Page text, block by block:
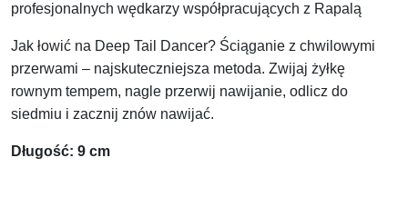
profesjonalnych wędkarzy współpracujących z Rapalą
Jak łowić na Deep Tail Dancer? Ściąganie z chwilowymi
przerwami – najskuteczniejsza metoda. Zwijaj żyłkę
rownym tempem, nagle przerwij nawijanie, odlicz do
siedmiu i zacznij znów nawijać.
Długość: 9 cm